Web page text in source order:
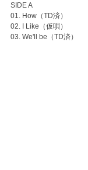
SIDE A
01. How（TD済）
02. I Like（仮唄）
03. We'll be（TD済）